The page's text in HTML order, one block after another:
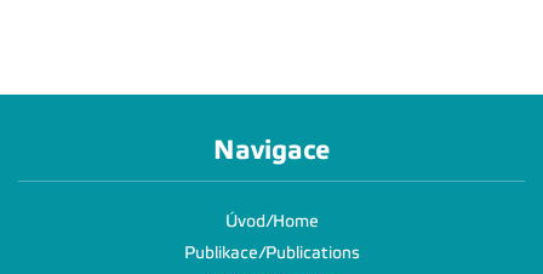
Navigace
Úvod/Home
Publikace/Publications